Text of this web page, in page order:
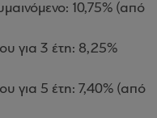
10,75% (από
για 3 έτη: 8,25%
για 5 έτη: 7,40% (από